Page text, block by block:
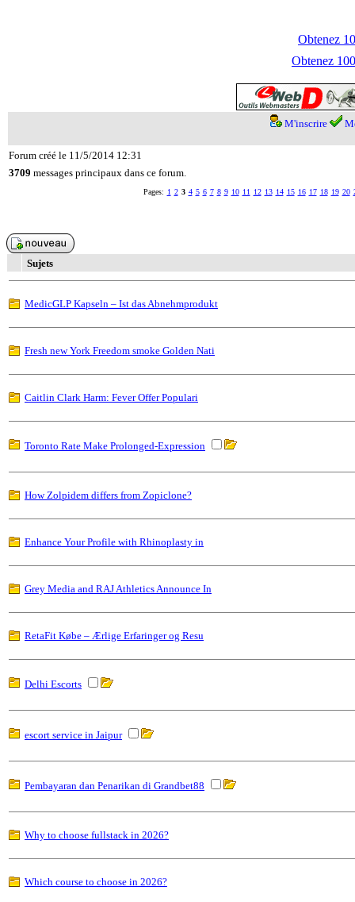
Obtenez
Obtenez
M'inscrire
Forum créé le 11/5/2014 12:31
3709 messages principaux dans ce forum.
Pages: 1 2 3 4 5 6 7 8 9 10 11 12 13 14 15 16 17 18 19 20
Sujets
MedicGLP Kapseln – Ist das Abnehmprodukt
Fresh new York Freedom smoke Golden Nati
Caitlin Clark Harm: Fever Offer Populari
Toronto Rate Make Prolonged-Expression
How Zolpidem differs from Zopiclone?
Enhance Your Profile with Rhinoplasty in
Grey Media and RAJ Athletics Announce In
RetaFit Købe – Ærlige Erfaringer og Resu
Delhi Escorts
escort service in Jaipur
Pembayaran dan Penarikan di Grandbet88
Why to choose fullstack in 2026?
Which course to choose in 2026?